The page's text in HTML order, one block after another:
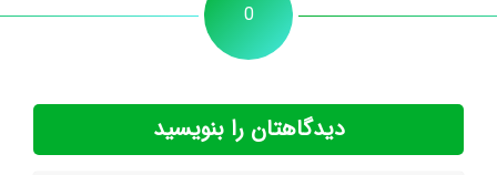
0
دیدگاهتان را بنویسید